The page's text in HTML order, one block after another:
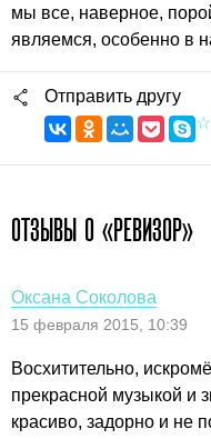
мы все, наверное,
являемся, особенно в
Отправить другу
ОТЗЫВЫ О «РЕВИЗОР»
Оксана Соколова
15 февраля 2015, 10:39
Восхитительно,
прекрасной музыкой
красиво, задорно и не